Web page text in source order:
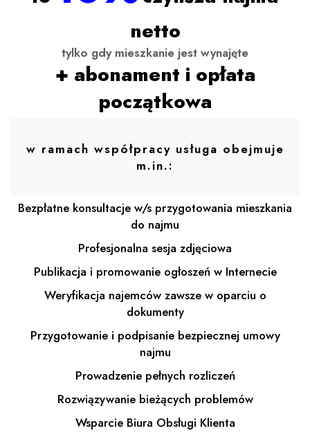
netto
tylko gdy mieszkanie jest wynajęte
+ abonament i opłata
początkowa
w ramach współpracy usługa obejmuje
m.in.:
Bezpłatne konsultacje w/s przygotowania mieszkania
do najmu
Profesjonalna sesja zdjęciowa
Publikacja i promowanie ogłoszeń w Internecie
Weryfikacja najemców zawsze w oparciu o
dokumenty
Przygotowanie i podpisanie bezpiecznej umowy
najmu
Prowadzenie pełnych rozliczeń
Rozwiązywanie bieżących problemów
Wsparcie Biura Obsługi Klienta